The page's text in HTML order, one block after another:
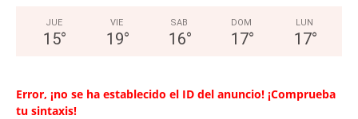
JUE
15°
VIE
19°
SAB
16°
DOM
17°
LUN
17°
Error, ¡no se ha establecido el ID del anuncio! ¡Comprueba
tu sintaxis!